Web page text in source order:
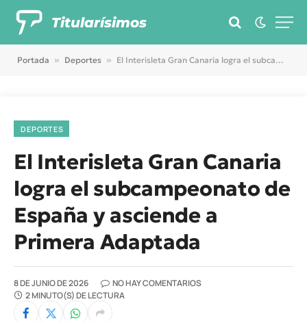
Titularísimos
Portada » Deportes » El Interisleta Gran Canaria logra el subcampeonato de España y asciende a Primera Adaptada
DEPORTES
El Interisleta Gran Canaria
logra el subcampeonato de
España y asciende a
Primera Adaptada
8 DE JUNIO DE 2026
NO HAY COMENTARIOS
2 MINUTO(S) DE LECTURA